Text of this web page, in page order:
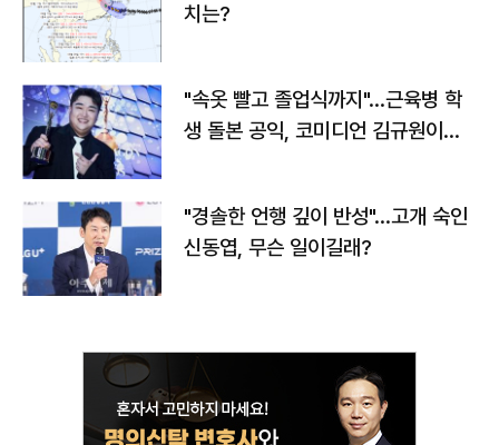
치는?
"속옷 빨고 졸업식까지"…근육병 학
생 돌본 공익, 코미디언 김규원이었
"경솔한 언행 깊이 반성"…고개 숙인
신동엽, 무슨 일이길래?